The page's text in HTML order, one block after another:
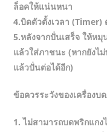
ล็อคให้แน่นหนา
4.บิดตัวตั้งเวลา (Timer)
5.หลังจากปั่นเสร็จ ให้ห
แล้วใส่ภาชนะ (หากยังไ
แล้วปั่นต่อได้อีก)
ข้อควรระวังของเครื่องบ
1. ไม่สามารถบดพริกแกง